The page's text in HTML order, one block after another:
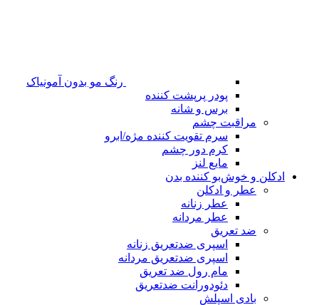
رنگ مو بدون آمونیاک
پودر پرپشت کننده
برس و شانه
مراقبت چشم
سرم تقویت کننده مژه/ابرو
کرم دور چشم
مایع لنز
ادکلن و خوش‌بو کننده بدن
عطر و ادکلن
عطر زنانه
عطر مردانه
ضد تعریق
اسپری ضدتعریق زنانه
اسپری ضدتعریق مردانه
مام رول ضد تعریق
دئودورانت ضدتعریق
بادی اسپلش